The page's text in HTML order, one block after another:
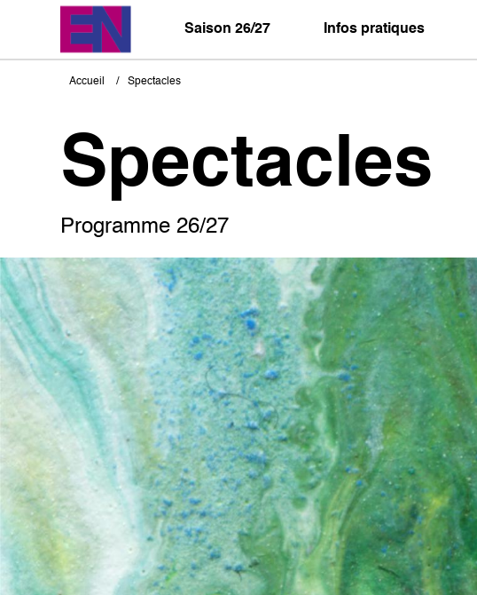
Saison 26/27 Infos pratiques
Fil
Accueil Spectacles
Spectacles
Programme 26/27